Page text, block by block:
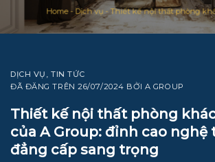
Home-Dịch vụ -Thiết kế nội thất phòng
DỊCH VỤ ,TIN TỨC
ĐÃ ĐĂNG TRÊN26/07/2024 BỞI A GROUP
Thiết kế nội thất phòng
của A Group: đỉnh cao nghệ
đẳng cấp sang trọng